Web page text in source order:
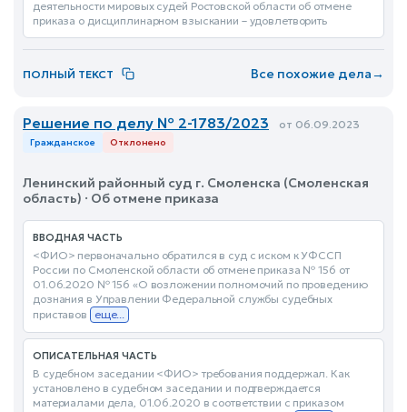
деятельности мировых судей Ростовской области об отмене
приказа о дисциплинарном взыскании – удовлетворить
ПОЛНЫЙ ТЕКСТ Все похожие дела→
Решение по делу № 2-1783/2023 от 06.09.2023
Гражданское Отклонено
Ленинский районный суд г. Смоленска (Смоленская
область) · Об отмене приказа
ВВОДНАЯ ЧАСТЬ
<ФИО> первоначально обратился в суд с иском к УФССП
России по Смоленской области об отмене приказа № 156 от
01.06.2020 № 156 «О возложении полномочий по проведению
дознания в Управлении Федеральной службы судебных
приставов
еще...
ОПИСАТЕЛЬНАЯ ЧАСТЬ
В судебном заседании <ФИО> требования поддержал. Как
установлено в судебном заседании и подтверждается
материалами дела, 01.06.2020 в соответствии с приказом